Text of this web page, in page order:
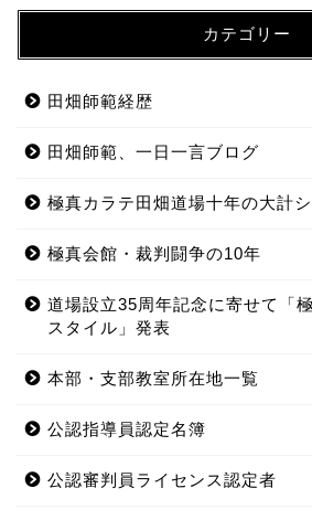
カテゴリー
田畑師範経歴
田畑師範、一日一言ブログ
極真カラテ田畑道場十年の大計
極真会館・裁判闘争の10年
道場設立35周年記念に寄せて「
スタイル」発表
本部・支部教室所在地一覧
公認指導員認定名簿
公認審判員ライセンス認定者